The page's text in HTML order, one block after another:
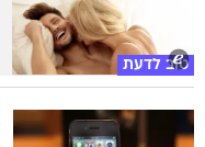
טוב לדעת